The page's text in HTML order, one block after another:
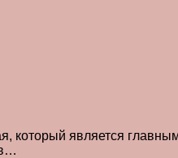
который является